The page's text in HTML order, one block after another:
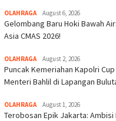
OLAHRAGA August 6, 2026
Gelombang Baru Hoki Bawah
Asia CMAS 2026!
OLAHRAGA August 2, 2026
Puncak Kemeriahan Kapolri
Menteri Bahlil di Lapangan
OLAHRAGA August 1, 2026
Terobosan Epik Jakarta: